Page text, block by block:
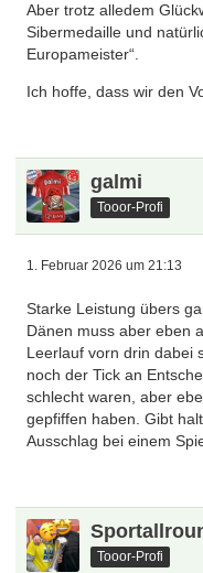
Aber trotz alledem
Sibermedaille und
Europameister“.
Ich hoffe, dass wir den
galmi
Tooor-Profi
1. Februar 2026 um 21:13
Starke Leistung übers
Dänen muss aber eben
Leerlauf vorn drin dabei
noch der Tick an
schlecht waren, aber
gepfiffen haben. Gibt
Ausschlag bei einem
Tooor-Profi